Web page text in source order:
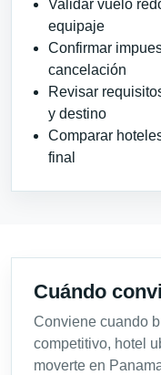
Validar vuelo
equipaje
Confirmar
cancelación
Revisar
y destino
Comparar
final
Cuándo
Conviene cuando
competitivo, hotel
moverte en